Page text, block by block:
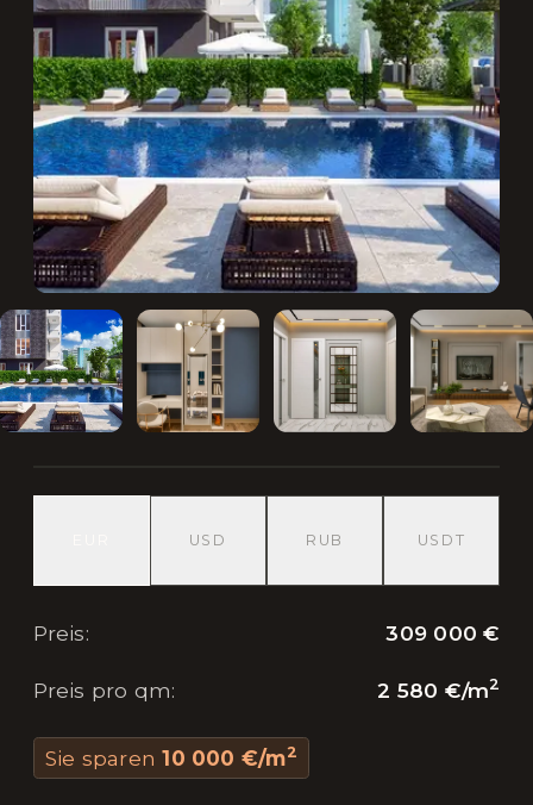
USD RUB USDT
Preis: 309 000 €
Preis pro qm: 2 580 €/m2
Sie sparen 10 000 €/m2